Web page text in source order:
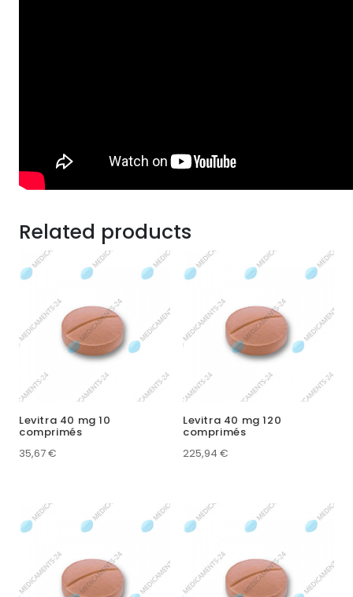
Related products
Levitra 40 mg 10
comprimés
35,67€
Levitra 40 mg 120
comprimés
225,94 €